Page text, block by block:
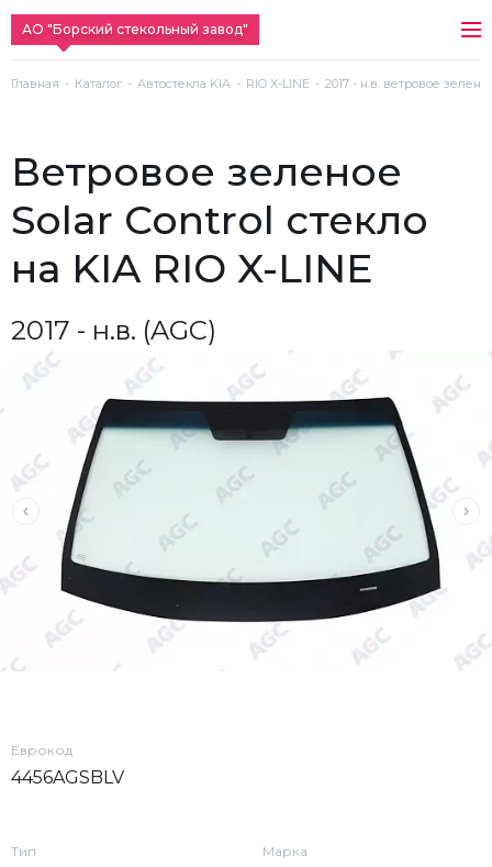
АО "Борский стекольный завод"
Главная Каталог Автостекла KIA RIO X-LINE 2017 - н.в. ветровое
ветровое зеленое
Solar Control стекло
на KIA RIO X-LINE
2017 - н.в. (AGC)
Еврокод
4456AGSBLV
Тип Марка